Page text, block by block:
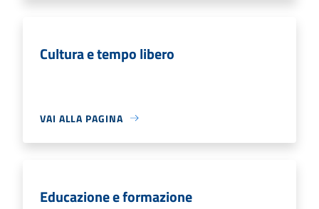
Cultura e tempo libero
VAI ALLA PAGINA
Educazione e formazione